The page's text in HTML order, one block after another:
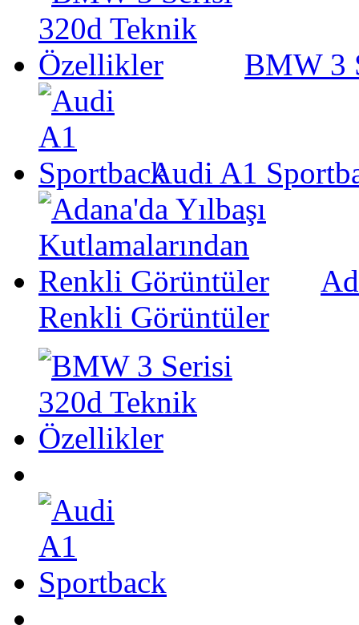
BMW 3
Audi A1
Renkli Görüntüler